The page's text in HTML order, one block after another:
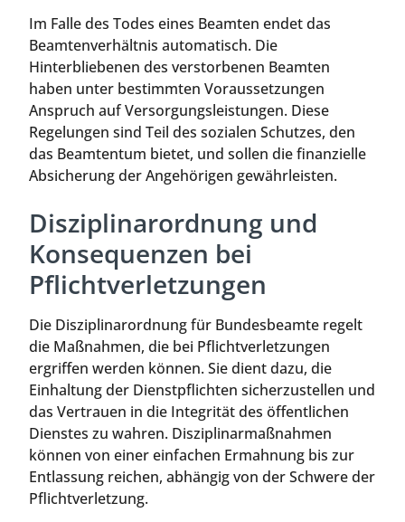
Im Falle des Todes eines Beamten endet das
Beamtenverhältnis automatisch. Die
Hinterbliebenen des verstorbenen Beamten
haben unter bestimmten Voraussetzungen
Anspruch auf Versorgungsleistungen. Diese
Regelungen sind Teil des sozialen Schutzes, den
das Beamtentum bietet, und sollen die finanzielle
Absicherung der Angehörigen gewährleisten.
Disziplinarordnung und
Konsequenzen bei
Pflichtverletzungen
Die Disziplinarordnung für Bundesbeamte regelt
die Maßnahmen, die bei Pflichtverletzungen
ergriffen werden können. Sie dient dazu, die
Einhaltung der Dienstpflichten sicherzustellen und
das Vertrauen in die Integrität des öffentlichen
Dienstes zu wahren. Disziplinarmaßnahmen
können von einer einfachen Ermahnung bis zur
Entlassung reichen, abhängig von der Schwere der
Pflichtverletzung.